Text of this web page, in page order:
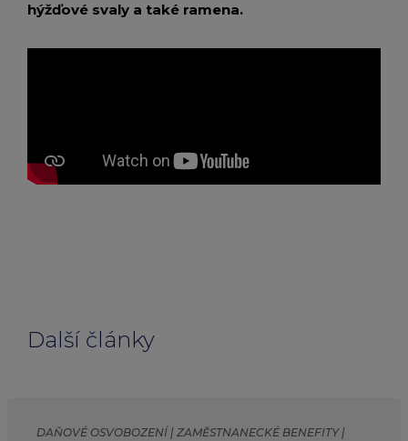
hýžďové svaly a také ramena.
Další články
DAŇOVÉ OSVOBOZENÍ | ZAMĚSTNANECKÉ BENEFITY |